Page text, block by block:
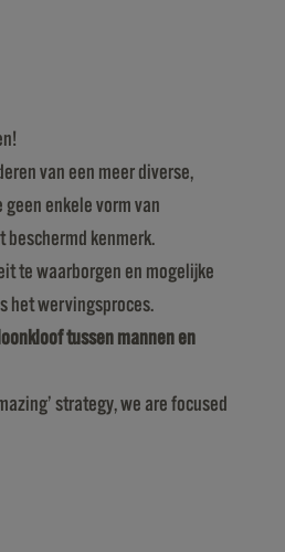
van een meer diverse,
enkele vorm van
kenmerk.
te waarborgen en mogelijke
het wervingsproces.
tussen mannen en
strategy, we are focused